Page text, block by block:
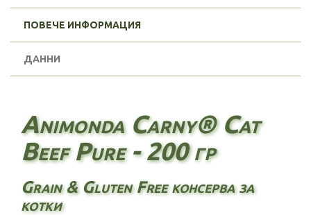
ПОВЕЧЕ ИНФОРМАЦИЯ
ДАННИ
Animonda Carny® Cat
Beef Pure - 200 гр
Grain & Gluten Free консерва за
котки